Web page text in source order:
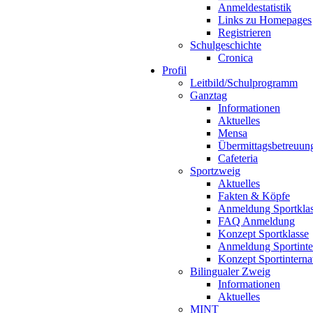
Anmeldestatistik
Links zu Homepages
Registrieren
Schulgeschichte
Cronica
Profil
Leitbild/Schulprogramm
Ganztag
Informationen
Aktuelles
Mensa
Cafeteria
Sportzweig
Aktuelles
Fakten & Köpfe
Anmeldung
FAQ Anmeldung
Konzept Sportklasse
Anmeldung
Konzept
Bilingualer Zweig
Informationen
Aktuelles
MINT